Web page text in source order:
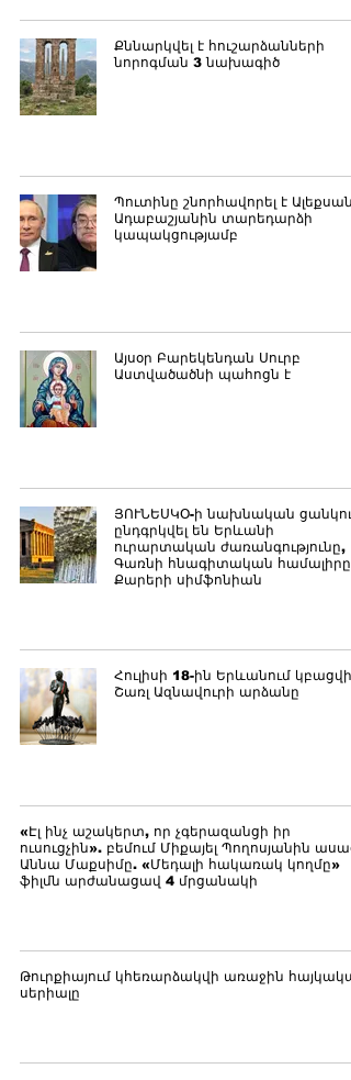
Քննարկվել է հուշարձանների
նորոգման 3 նախագիծ
Պուտինը շնորհավորել է
Ադաբաշյանին տարեդարձի
կապակցությամբ
Այսօր Բարեկենդան Սուրբ
Աստվածածնի պահոցն է
ՅՈՒՆԵՍԿՕ-ի նախնական
ընդգրկվել են Երևանի
ուրարտական ժառանգությունը,
Գառնի հնագիտական համալիրը
Քարերի սիմֆոնիան
Հուլիսի 18-ին Երևանում կբացվի
Շառլ Ազնավուրի արձանը
«Էլ ինչ աշակերտ, որ չգերազանցի իր
ուսուցչին». բեմում Միքայել Պողոսյանին ասաց
Աննա Մաքսիմը. «Մեդալի հակառակ կողմը»
ֆիլմն արժանացավ 4 մրցանակի
Թուրքիայում կհեռարձակվի առաջին
սերիալը